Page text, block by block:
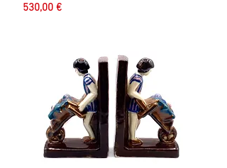
Prix
530,00 €